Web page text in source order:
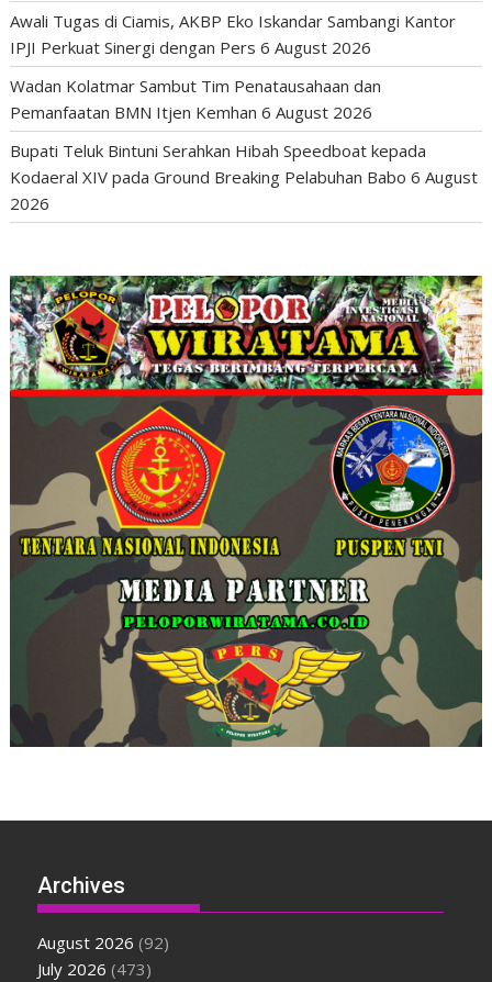
Awali Tugas di Ciamis, AKBP Eko Iskandar Sambangi Kantor
IPJI Perkuat Sinergi dengan Pers 6 August 2026
Wadan Kolatmar Sambut Tim Penatausahaan dan
Pemanfaatan BMN Itjen Kemhan 6 August 2026
Bupati Teluk Bintuni Serahkan Hibah Speedboat kepada
Kodaeral XIV pada Ground Breaking Pelabuhan Babo 6 August
2026
Archives
August 2026 (92)
July 2026 (473)